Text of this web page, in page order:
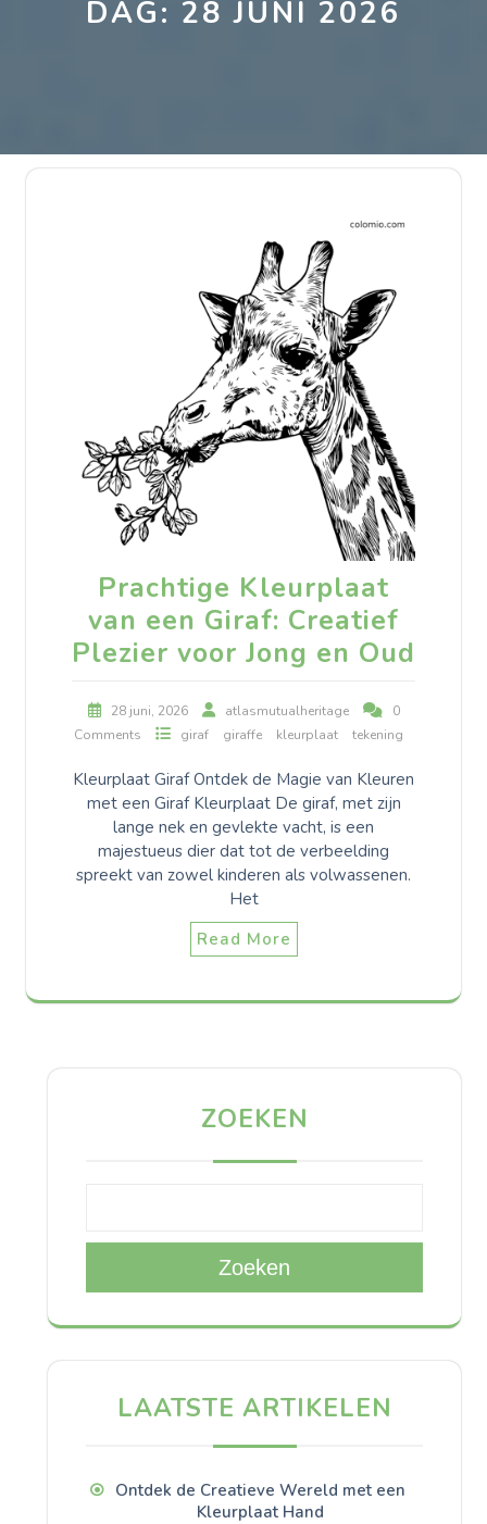
DAG: 28 JUNI 2026
Prachtige Kleurplaat
van een Giraf: Creatief
Plezier voor Jong en Oud
28 juni, 2026 atlasmutualheritage
0
Comments
giraf giraffe kleurplaat tekening
Kleurplaat Giraf Ontdek de Magie van Kleuren
met een Giraf Kleurplaat De giraf, met zijn
lange nek en gevlekte vacht, is een
majestueus dier dat tot de verbeelding
spreekt van zowel kinderen als volwassenen.
Het
Read More
ZOEKEN
Zoeken
LAATSTE ARTIKELEN
Ontdek de Creatieve Wereld met een
Kleurplaat Hand